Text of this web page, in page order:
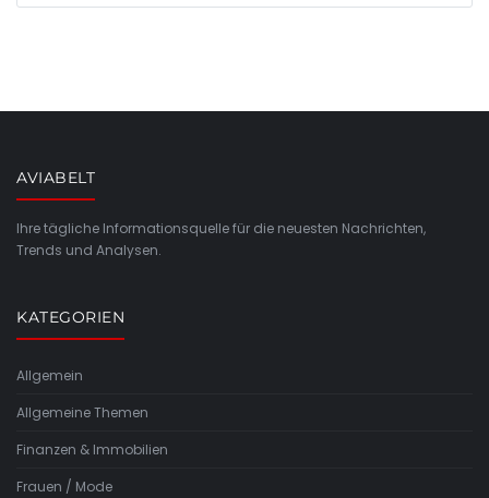
AVIABELT
Ihre tägliche Informationsquelle für die neuesten Nachrichten,
Trends und Analysen.
KATEGORIEN
Allgemein
Allgemeine Themen
Finanzen & Immobilien
Frauen / Mode